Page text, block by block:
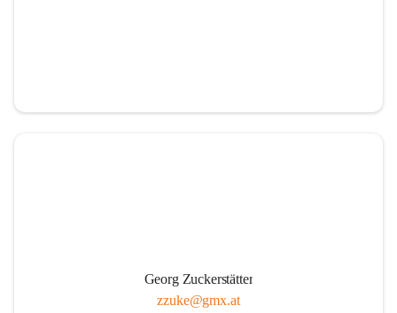
Georg Zuckerstätter
zzuke@gmx.at